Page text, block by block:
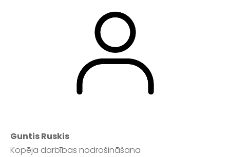
Guntis Ruskis
Kopēja darbības nodrošināšana